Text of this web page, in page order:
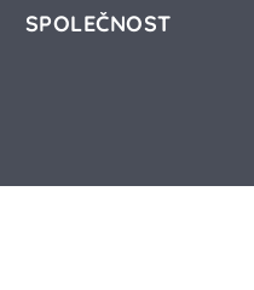
SPOLEČNOST